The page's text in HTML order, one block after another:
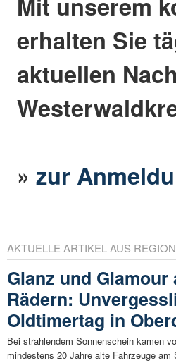
erhalten Sie
aktuellen
»zur
AKTUELLE ARTIKEL AUS REGION
Glanz und Glamour
Rädern:
Oldtimertag in
Bei strahlendem Sonnenschein kamen
mindestens 20 Jahre alte Fahrzeuge am